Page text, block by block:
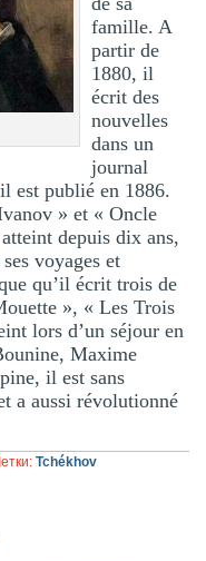
famille. A
partir de
1880, il
écrit des
nouvelles
dans un
journal
est publié en 1886.
» et « Oncle
depuis dix ans,
voyages et
qu’il écrit trois de
», « Les Trois
lors d’un séjour en
Maxime
il est sans
a aussi révolutionné
Tchékhov